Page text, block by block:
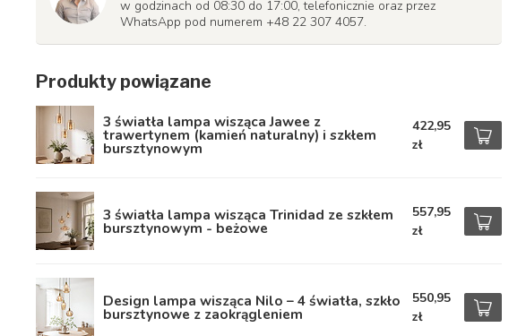
w godzinach od 08:30 do 17:00, telefonicznie oraz przez
WhatsApp pod numerem +48 22 307 4057.
Produkty powiązane
3 światła lampa wisząca Jawee z
trawertynem (kamień naturalny) i szkłem
bursztynowym
422,95
zł
3 światła lampa wisząca Trinidad ze szkłem
bursztynowym - beżowe
557,95
zł
Design lampa wisząca Nilo – 4 światła, szkło
bursztynowe z zaokrągleniem
550,95
zł